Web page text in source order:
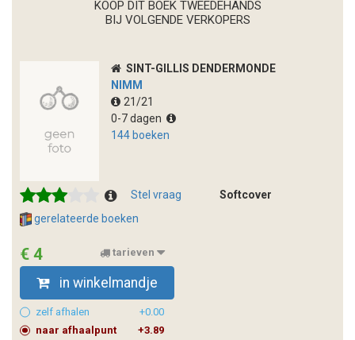
KOOP DIT BOEK TWEEDEHANDS
BIJ VOLGENDE VERKOPERS
SINT-GILLIS DENDERMONDE
NIMM
21/21
0-7 dagen
144 boeken
Stel vraag
Softcover
gerelateerde boeken
€ 4 tarieven
in winkelmandje
zelf afhalen
+0.00
naar afhaalpunt
+3.89